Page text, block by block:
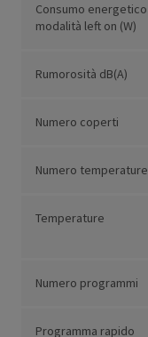
Consumo energetico
modalità left on (W)
Rumorosità dB(A)
Numero coperti
Numero temperature
Temperature
Numero programmi
Programma rapido